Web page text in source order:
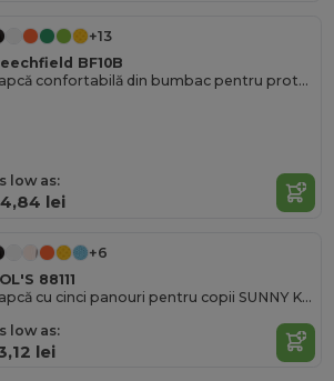
+13
BF10B
Șapcă confortabilă din bumbac pentru protecția solară a copiilor
low as:
lei
+6
88111
Șapcă cu cinci panouri pentru copii SUNNY KIDS
low as:
lei